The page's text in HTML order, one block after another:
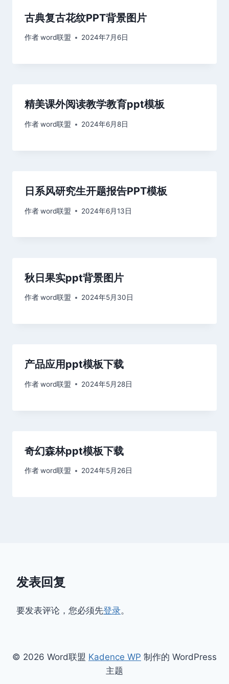
古典复古花纹PPT背景图片
作者word联盟 2024年7月6日
精美课外阅读教学教育ppt模板
作者word联盟 2024年6月8日
日系风研究生开题报告PPT模板
作者word联盟 2024年6月13日
秋日果实ppt背景图片
作者word联盟 2024年5月30日
产品应用ppt模板下载
作者word联盟 2024年5月28日
奇幻森林ppt模板下载
作者word联盟 2024年5月26日
发表回复
要发表评论，您必须先登录。
© 2026 Word联盟 Kadence WP 制作的 WordPress
主题